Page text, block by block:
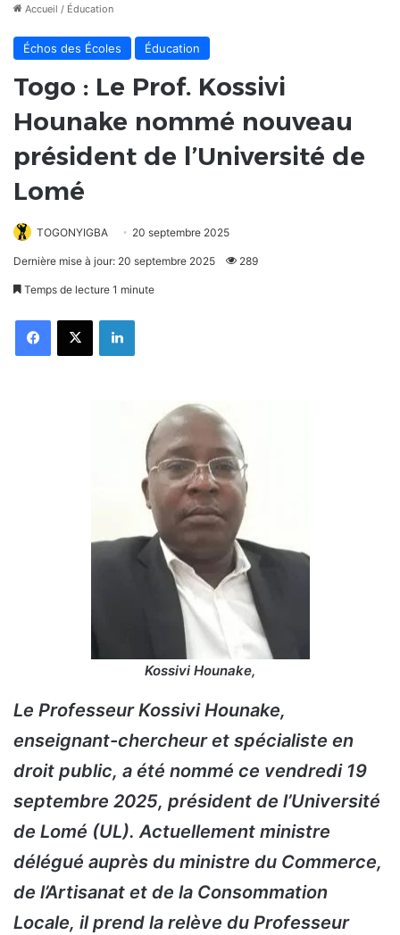
Accueil / Éducation
Échos des Écoles Éducation
Togo : Le Prof. Kossivi
Hounake nommé nouveau
président de l’Université de
Lomé
TOGONYIGBA 20 septembre 2025
Dernière mise à jour: 20 septembre 2025 289
Temps de lecture 1 minute
FacebookX Linkedin
Kossivi Hounake,
Le Professeur Kossivi Hounake,
enseignant-chercheur et spécialiste en
droit public, a été nommé ce vendredi 19
septembre 2025, président de l’Université
de Lomé (UL). Actuellement ministre
délégué auprès du ministre du Commerce,
de l’Artisanat et de la Consommation
Locale, il prend la relève du Professeur